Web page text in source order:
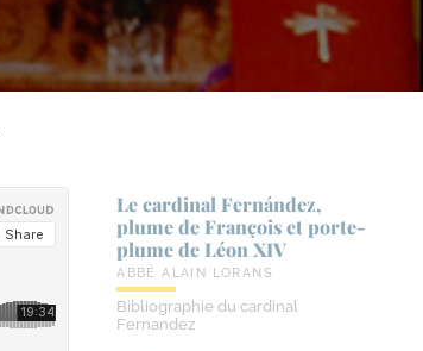
Le cardinal Fernández,
plume de François et porte-​
plume de Léon XIV
ABBÉ ALAIN LORANS
Bibliographie du cardinal
Fernandez